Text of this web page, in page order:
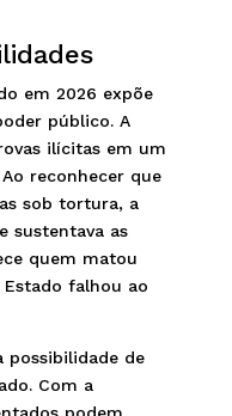
em 2026 expõe
público. A
ilícitas em um
reconhecer que
sob tortura, a
sustentava as
quem matou
falhou ao
possibilidade de
Com a